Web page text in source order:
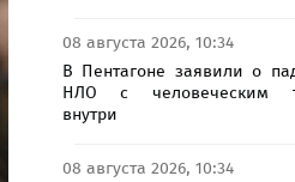
08 августа 2026, 10:34
В Пентагоне заявили о
НЛО с человеческим
внутри
08 августа 2026, 10:34